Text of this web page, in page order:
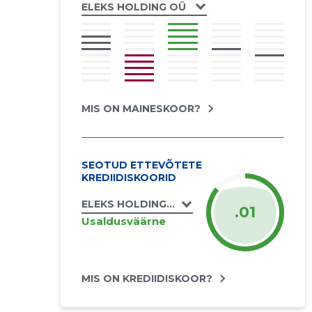
ELEKS HOLDING OÜ
MIS ON MAINESKOOR?
SEOTUD ETTEVÕTETE
KREDIIDISKOORID
ELEKS HOLDING OÜ
Usaldusväärne .01
MIS ON KREDIIDISKOOR?